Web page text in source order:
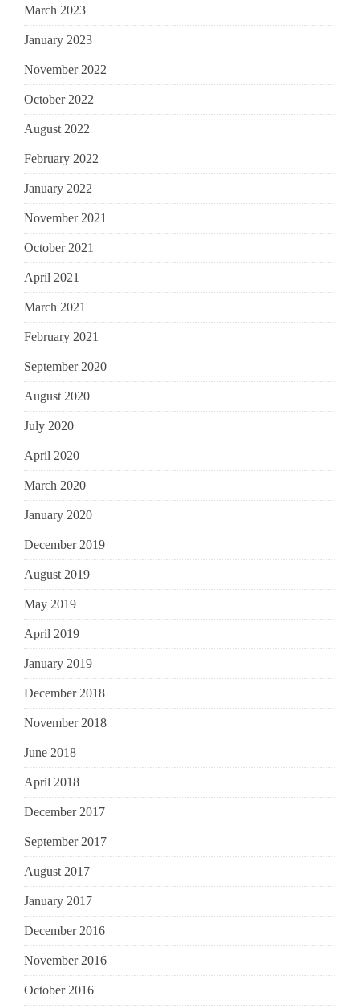
March 2023
January 2023
November 2022
October 2022
August 2022
February 2022
January 2022
November 2021
October 2021
April 2021
March 2021
February 2021
September 2020
August 2020
July 2020
April 2020
March 2020
January 2020
December 2019
August 2019
May 2019
April 2019
January 2019
December 2018
November 2018
June 2018
April 2018
December 2017
September 2017
August 2017
January 2017
December 2016
November 2016
October 2016